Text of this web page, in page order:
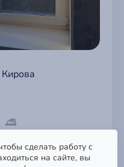
сделать работу с
на сайте, вы